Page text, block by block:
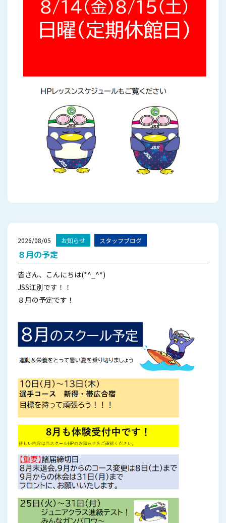
2026/08/05 お知らせ スタッフブログ
８月の予定
皆さん、こんにちは(*^_^*)
JSS江別です！！
８月の予定です！